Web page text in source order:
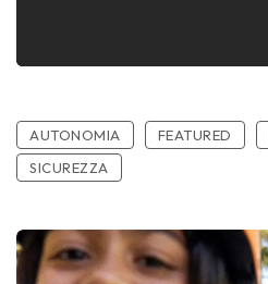
AUTONOMIA FEATURED
SICUREZZA